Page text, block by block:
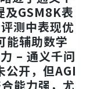
及GSM8K表
测中表现优
能辅助数学
– 通义千问
公开，但AGI
能力强，尤